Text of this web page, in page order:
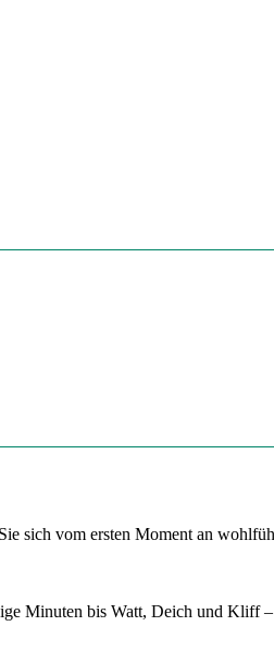
sich vom ersten Moment an
Minuten bis Watt, Deich und Kliff